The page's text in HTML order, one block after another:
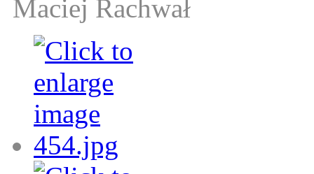
Maciej Rachwał